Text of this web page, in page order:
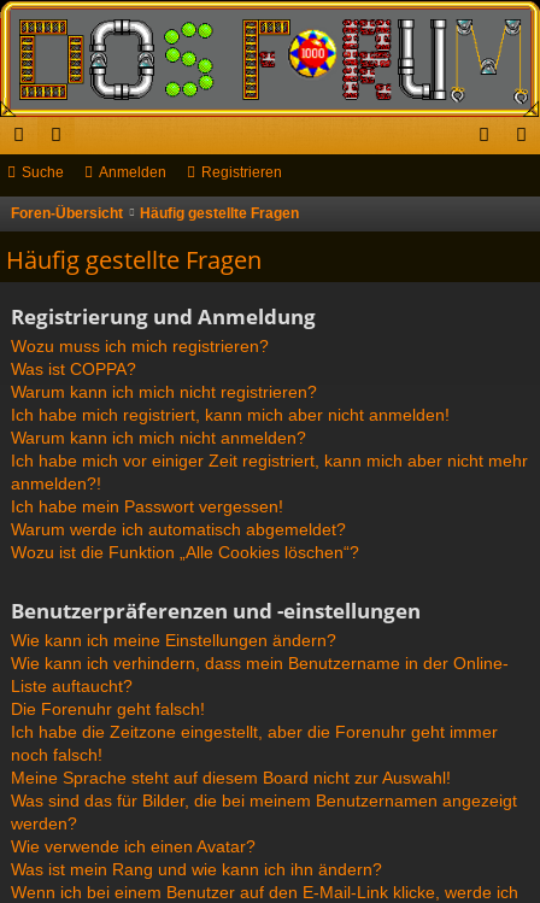
ch
ne
ug
riff
or
en
de re
Suche Anmelden Registrieren
Foren-Übersicht Häufig gestellte Fragen
Häufig gestellte Fragen
Registrierung und Anmeldung
Wozu muss ich mich registrieren?
Was ist COPPA?
Warum kann ich mich nicht registrieren?
Ich habe mich registriert, kann mich aber nicht anmelden!
Warum kann ich mich nicht anmelden?
Ich habe mich vor einiger Zeit registriert, kann mich aber nicht mehr
anmelden?!
Ich habe mein Passwort vergessen!
Warum werde ich automatisch abgemeldet?
Wozu ist die Funktion „Alle Cookies löschen“?
Benutzerpräferenzen und -einstellungen
Wie kann ich meine Einstellungen ändern?
Wie kann ich verhindern, dass mein Benutzername in der Online-
Liste auftaucht?
Die Forenuhr geht falsch!
Ich habe die Zeitzone eingestellt, aber die Forenuhr geht immer
noch falsch!
Meine Sprache steht auf diesem Board nicht zur Auswahl!
Was sind das für Bilder, die bei meinem Benutzernamen angezeigt
werden?
Wie verwende ich einen Avatar?
Was ist mein Rang und wie kann ich ihn ändern?
Wenn ich bei einem Benutzer auf den E-Mail-Link klicke, werde ich